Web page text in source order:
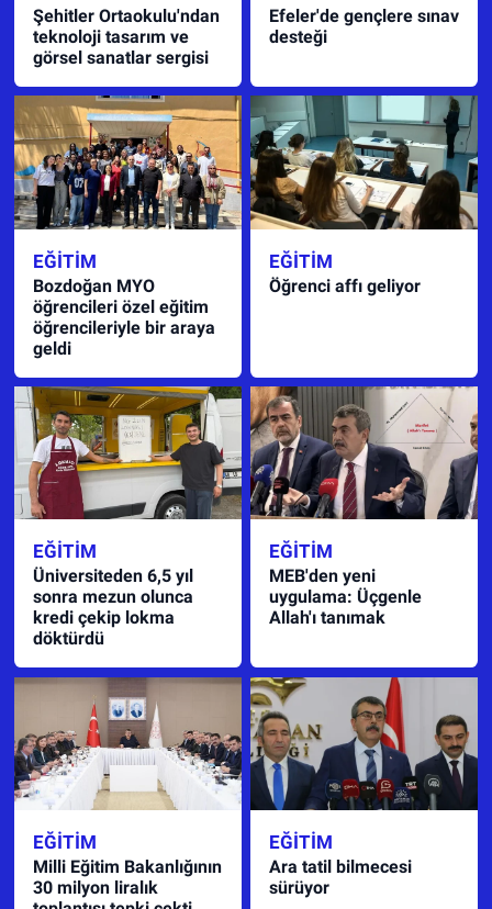
Şehitler Ortaokulu'ndan
teknoloji tasarım ve
görsel sanatlar sergisi
Efeler'de gençlere sınav
desteği
EĞITIM
Bozdoğan MYO
öğrencileri özel eğitim
öğrencileriyle bir araya
geldi
EĞITIM
Öğrenci affı geliyor
EĞITIM
Üniversiteden 6,5 yıl
sonra mezun olunca
kredi çekip lokma
döktürdü
EĞITIM
MEB'den yeni
uygulama: Üçgenle
Allah'ı tanımak
EĞITIM
Milli Eğitim Bakanlığının
30 milyon liralık
EĞITIM
Ara tatil bilmecesi
sürüyor